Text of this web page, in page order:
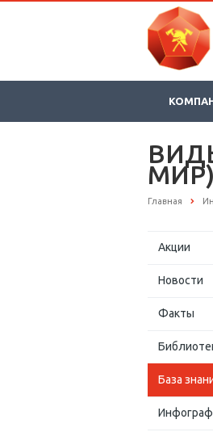
МИР)
Главная
Акции
Новости
Факты
База